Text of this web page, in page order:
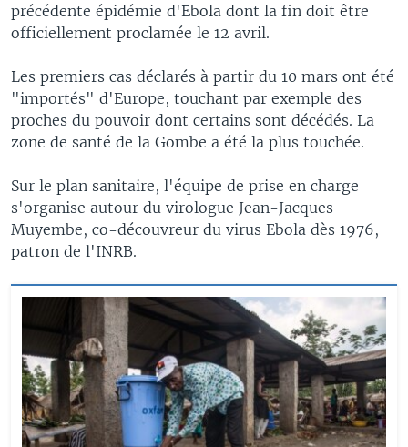
précédente épidémie d'Ebola dont la fin doit être
officiellement proclamée le 12 avril.
Les premiers cas déclarés à partir du 10 mars ont été
"importés" d'Europe, touchant par exemple des
proches du pouvoir dont certains sont décédés. La
zone de santé de la Gombe a été la plus touchée.
Sur le plan sanitaire, l'équipe de prise en charge
s'organise autour du virologue Jean-Jacques
Muyembe, co-découvreur du virus Ebola dès 1976,
patron de l'INRB.